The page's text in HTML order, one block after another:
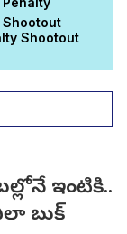
Shootout
ఇంటికి..
బుక్